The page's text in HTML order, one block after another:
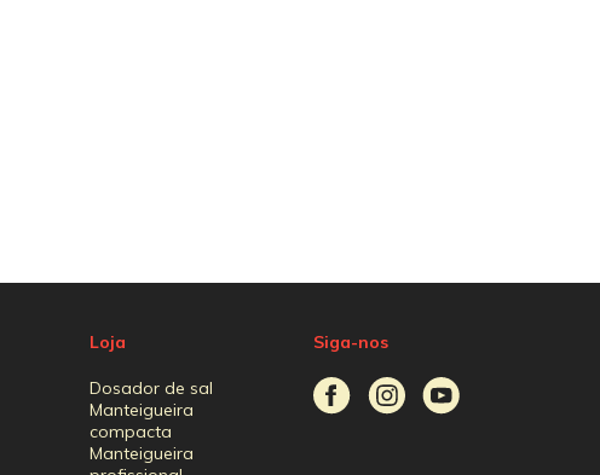
Loja
Dosador de sal
Manteigueira
compacta
Manteigueira
Siga-nos